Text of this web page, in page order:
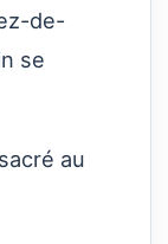
de-
se
au